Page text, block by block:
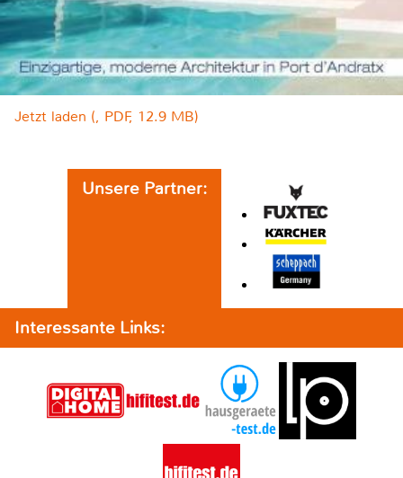
Jetzt laden (, PDF, 12.9 MB)
Unsere Partner:
Interessante Links: